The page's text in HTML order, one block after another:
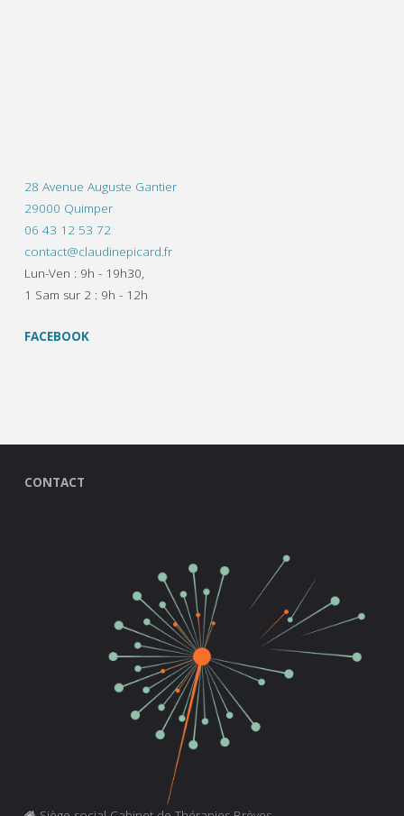
28 Avenue Auguste Gantier
29000 Quimper
06 43 12 53 72
contact@claudinepicard.fr
Lun-Ven : 9h - 19h30,
1 Sam sur 2 : 9h - 12h
FACEBOOK
CONTACT